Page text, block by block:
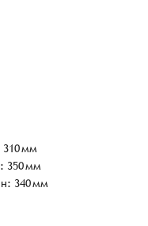
мм
350 мм
340 мм